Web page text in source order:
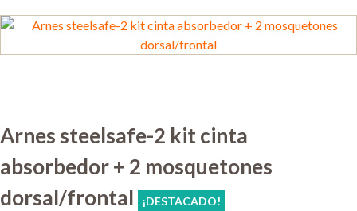
Arnes steelsafe-2 kit cinta
absorbedor + 2 mosquetones
dorsal/frontal
¡DESTACADO!